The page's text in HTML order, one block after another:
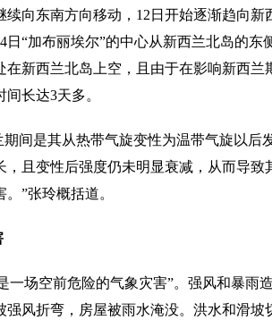
向东南方向移动，12日开始逐渐趋向新
日“加布丽埃尔”的中心从新西兰北岛的
在新西兰北岛上空，且由于在影响新西兰
长达3天多。
期间是其从热带气旋变性为温带气旋以
，且变性后强度仍未明显衰减，从而导
”张玲概括道。
一场空前危险的气象灾害”。强风和暴雨
强风折弯，房屋被雨水淹没。洪水和滑